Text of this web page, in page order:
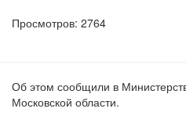
Просмотров: 2764
Об этом сообщили в
Московской области.